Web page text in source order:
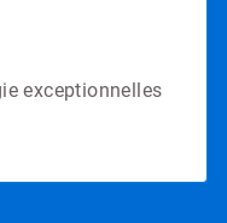
exceptionnelles